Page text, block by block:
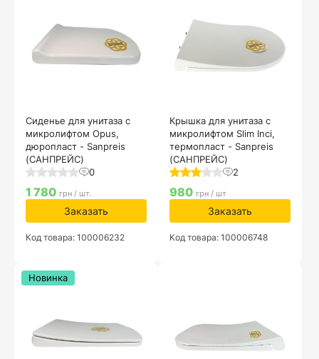
Сиденье для унитаза с
микролифтом Opus,
дюропласт - Sanpreis
(САНПРЕЙС)
0
1 780 грн / шт.
Заказать
Код товара: 100006232
Крышка для унитаза с
микролифтом Slim Inci,
термопласт - Sanpreis
(САНПРЕЙС)
2
980 грн / шт
Заказать
Код товара: 100006748
Новинка